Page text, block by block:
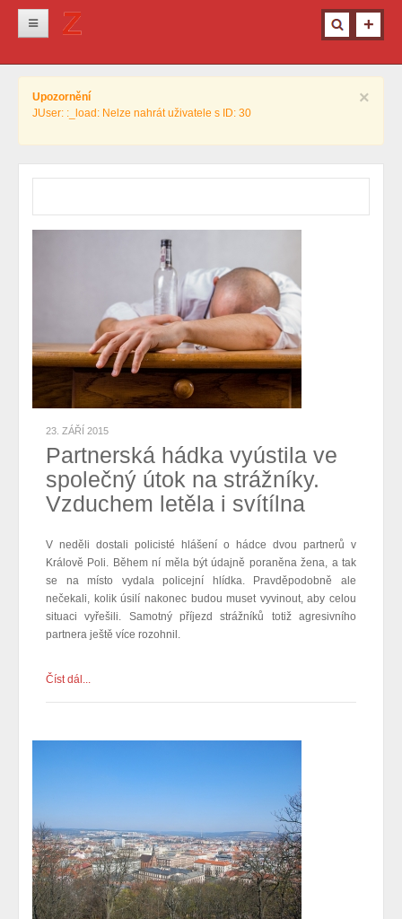
Krimi
Info z města
Ostatní
×
Upozornění
JUser: :_load: Nelze nahrát uživatele s ID: 30
23. ZÁŘÍ 2015
Partnerská hádka vyústila ve
společný útok na strážníky.
Vzduchem letěla i svítílna
V neděli dostali policisté hlášení o hádce dvou partnerů v
Králově Poli. Během ní měla být údajně poraněna žena, a tak
se na místo vydala policejní hlídka. Pravděpodobně ale
nečekali, kolik úsilí nakonec budou muset vyvinout, aby celou
situaci vyřešili. Samotný příjezd strážníků totiž agresivního
partnera ještě více rozohnil.
Číst dál...